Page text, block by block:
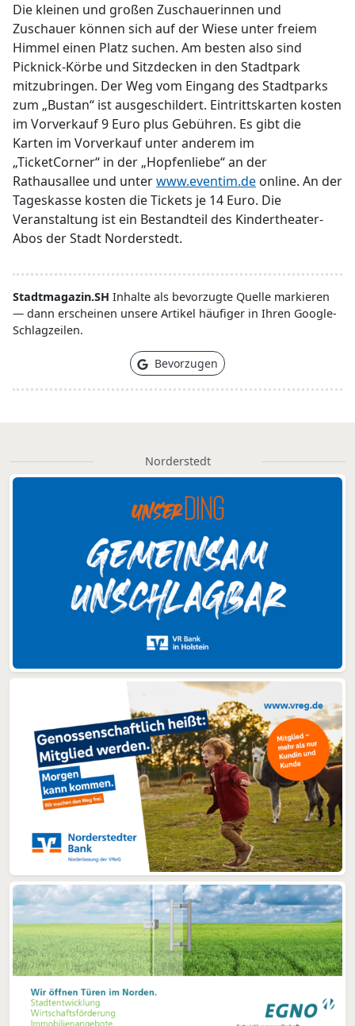
Die kleinen und großen Zuschauerinnen und
Zuschauer können sich auf der Wiese unter freiem
Himmel einen Platz suchen. Am besten also sind
Picknick-Körbe und Sitzdecken in den Stadtpark
mitzubringen. Der Weg vom Eingang des Stadtparks
zum „Bustan“ ist ausgeschildert. Eintrittskarten kosten
im Vorverkauf 9 Euro plus Gebühren. Es gibt die
Karten im Vorverkauf unter anderem im
„TicketCorner“ in der „Hopfenliebe“ an der
Rathausallee und unterwww.eventim.de online. An der
Tageskasse kosten die Tickets je 14 Euro. Die
Veranstaltung ist ein Bestandteil des Kindertheater-
Abos der Stadt Norderstedt.
Stadtmagazin.SH Inhalte als bevorzugte Quelle markieren
— dann erscheinen unsere Artikel häufiger in Ihren Google-
Schlagzeilen.
Bevorzugen
Norderstedt